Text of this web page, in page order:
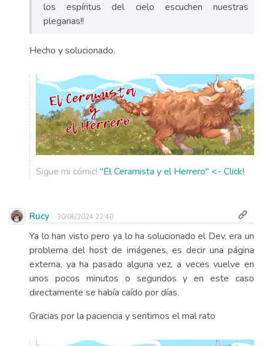
los espíritus del cielo escuchen nuestras
plegarias!!
Hecho y solucionado.
Sigue mi cómic! "El Ceramista y el Herrero" <- Click!
Rucy 30/06/2024 22:40
Ya lo han visto pero ya lo ha solucionado el Dev, era un
problema del host de imágenes, es decir una página
externa, ya ha pasado alguna vez, a veces vuelve en
unos pocos minutos o segundos y en este caso
directamente se había caído por días.
Gracias por la paciencia y sentimos el mal rato